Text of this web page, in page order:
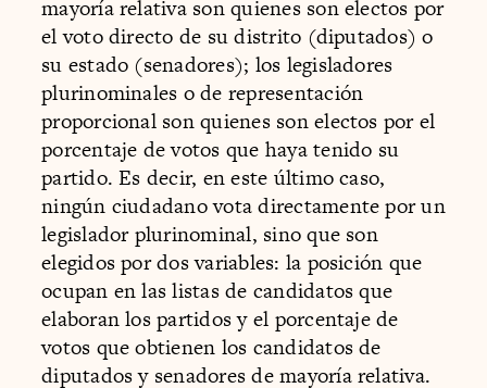
mayoría relativa son quienes son electos por
el voto directo de su distrito (diputados) o
su estado (senadores); los legisladores
plurinominales o de representación
proporcional son quienes son electos por el
porcentaje de votos que haya tenido su
partido. Es decir, en este último caso,
ningún ciudadano vota directamente por un
legislador plurinominal, sino que son
elegidos por dos variables: la posición que
ocupan en las listas de candidatos que
elaboran los partidos y el porcentaje de
votos que obtienen los candidatos de
diputados y senadores de mayoría relativa.